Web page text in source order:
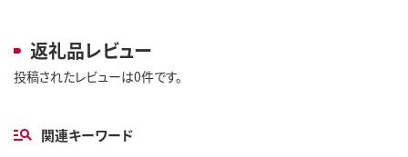
返礼品レビュー
投稿されたレビューは0件です。
関連キーワード